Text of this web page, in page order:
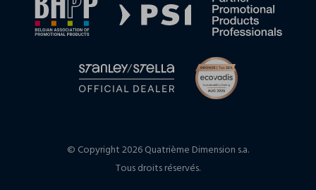
© Copyright 2026 Quatrième Dimension s.a.
Tous droits réservés.